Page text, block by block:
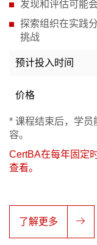
发现和评估可能
探索组织在实践
挑战
预计投入时间
价格
* 课程结束后，学员
容。
CertBA在每年固定
查看。
了解更多